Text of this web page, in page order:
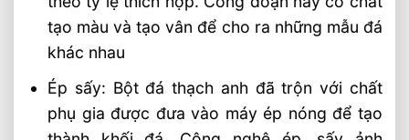
Anh Golden Wave AQ621
Đá Thạch Anh Nhân Tạo Classic Calacatta
AQ620 Vẻ Đẹp Vượt Thời Gian
Vân Màu Thời Gian Khắc Hoạ Trên Đá
Thạch Anh Winter Woodland AQ619
Hoà Vào Đại Dương Hùng Vĩ Cùng Đá
tạo màu và tạo vân để cho ra những mẫu đá
khác nhau
Ép sấy: Bột đá thạch anh đã trộn với chất
phụ gia được đưa vào máy ép nóng để tạo